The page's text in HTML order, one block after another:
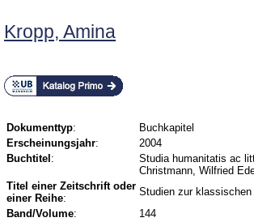
Kropp, Amina
Dokumenttyp:
Buchkapitel
Erscheinungsjahr:
2004
Buchtitel :
Studia humanitatis ac
Christmann, Wilfried
Titel einer Zeitschrift oder
einer Reihe:
Studien zur klassischen
Band/Volume:
144